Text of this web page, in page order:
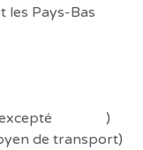
Pays-Bas
)
de transport)